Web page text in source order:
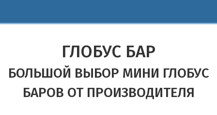
ГЛОБУС БАР
БОЛЬШОЙ ВЫБОР МИНИ ГЛОБУС
БАРОВ ОТ ПРОИЗВОДИТЕЛЯ